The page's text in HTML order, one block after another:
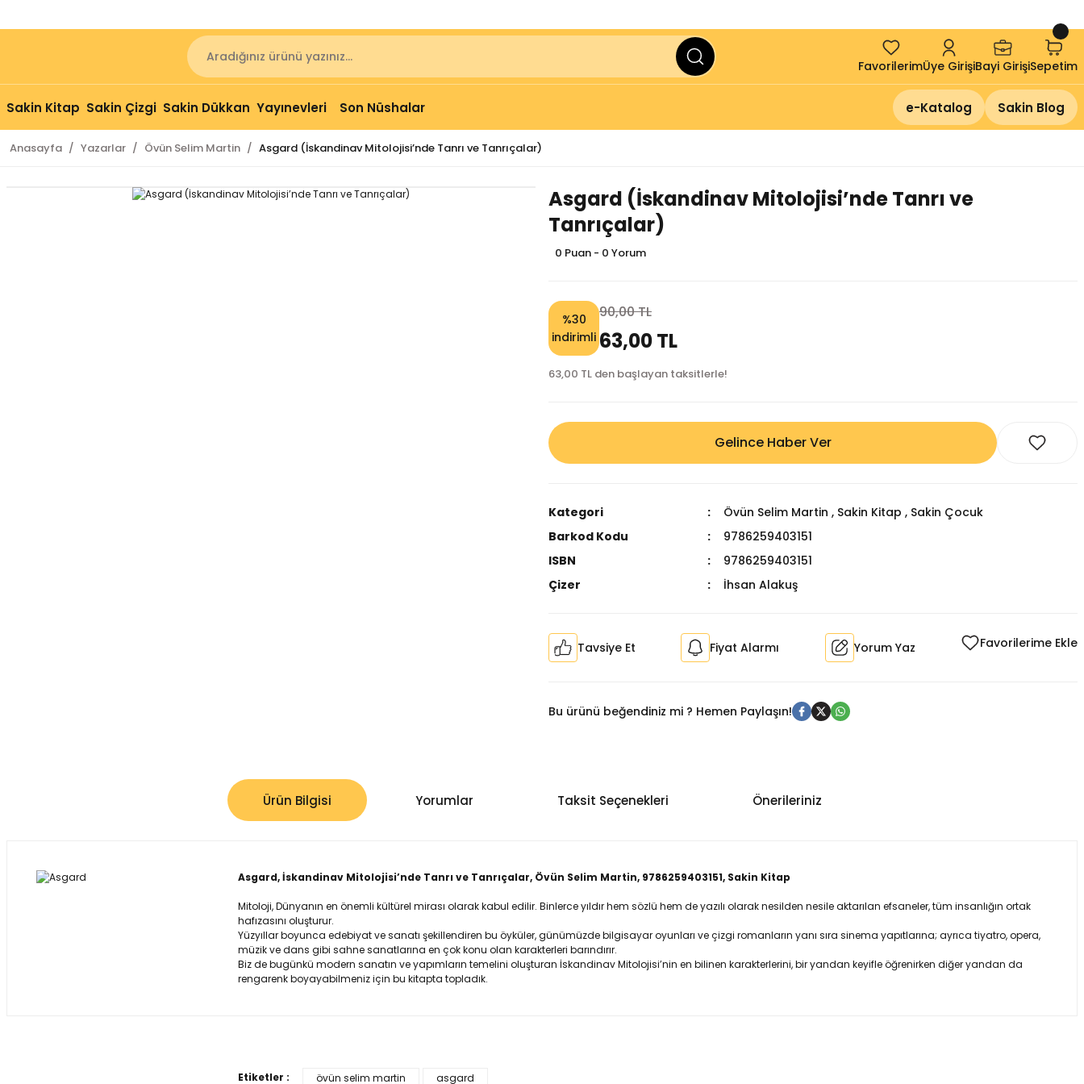
FavorilerimÜye GirişiBayi GirişiSepetim
Sakin Kitap Sakin Çizgi Sakin Dükkan Yayınevleri Son Nüshalar e-Katalog Sakin Blog
Anasayfa Yazarlar Övün Selim Martin Asgard (İskandinav Mitolojisi’nde Tanrı ve Tanrıçalar)
Asgard (İskandinav Mitolojisi’nde Tanrı ve
Tanrıçalar)
0 Puan - 0 Yorum
%30
indirimli
90,00 TL
63,00 TL
63,00 TL den başlayan taksitlerle!
Gelince Haber Ver
Kategori Övün Selim Martin , Sakin Kitap , Sakin Çocuk
Barkod Kodu
9786259403151
ISBN
9786259403151
Çizer
İhsan Alakuş
Tavsiye Et Fiyat Alarmı Yorum Yaz
Bu ürünü beğendiniz mi ? Hemen Paylaşın!
Ürün Bilgisi Yorumlar Taksit Seçenekleri Önerileriniz
Asgard, İskandinav Mitolojisi’nde Tanrı ve Tanrıçalar, Övün Selim Martin, 9786259403151, Sakin Kitap
Mitoloji, Dünyanın en önemli kültürel mirası olarak kabul edilir. Binlerce yıldır hem sözlü hem de yazılı olarak nesilden nesile aktarılan efsaneler, tüm insanlığın ortak
hafızasını oluşturur.
Yüzyıllar boyunca edebiyat ve sanatı şekillendiren bu öyküler, günümüzde bilgisayar oyunları ve çizgi romanların yanı sıra sinema yapıtlarına; ayrıca tiyatro, opera,
müzik ve dans gibi sahne sanatlarına en çok konu olan karakterleri barındırır.
Biz de bugünkü modern sanatın ve yapımların temelini oluşturan İskandinav Mitolojisi’nin en bilinen karakterlerini, bir yandan keyifle öğrenirken diğer yandan da
rengarenk boyayabilmeniz için bu kitapta topladık.
Etiketler : övün selim martin asgard